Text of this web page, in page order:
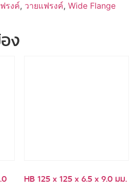
รงค์, วายแฟรงค์, Wide Flange
ง
HB 125 x 125 x 6.5 x 9.0 มม.